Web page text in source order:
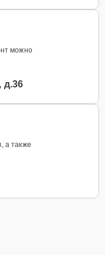
можно
д.36
а также